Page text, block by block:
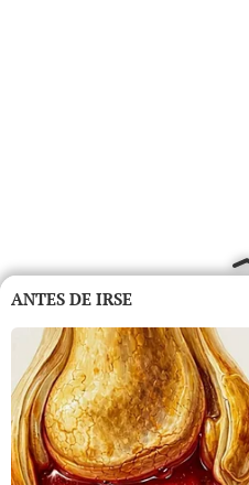
ANTES DE IRSE